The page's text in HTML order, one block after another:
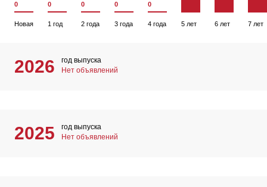
0
Новая
0
1 год
0
2 года
0
3 года
0
4 года 5 лет 6 лет 7 лет
2026
год выпуска
Нет объявлений
2025
год выпуска
Нет объявлений